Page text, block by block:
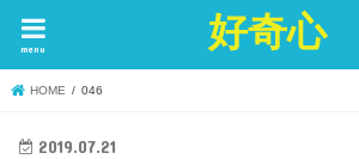
好奇心
menu
HOME 046
2019.07.21